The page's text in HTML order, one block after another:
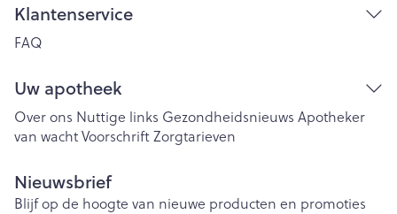
Klantenservice
FAQ
Uw apotheek
Over ons Nuttige links Gezondheidsnieuws Apotheker
van wachtVoorschriftZorgtarieven
Nieuwsbrief
Blijf op de hoogte van nieuwe producten en promoties